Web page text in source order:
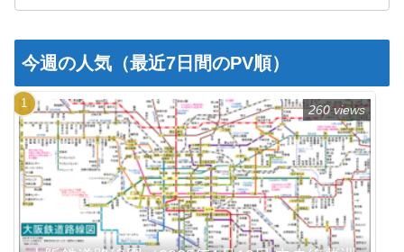
今週の人気（最近7日間のPV順）
260 views